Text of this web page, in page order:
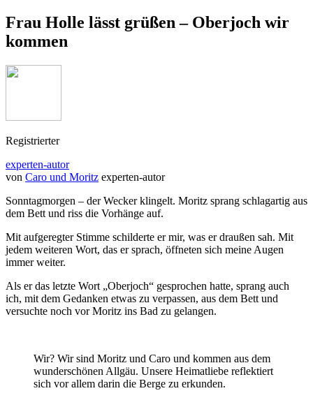
Frau Holle lässt grüßen – Oberjoch wir
kommen
Registrierter
experten-autor
von Caro und Moritz experten-autor
Sonntagmorgen – der Wecker klingelt. Moritz sprang schlagartig aus
dem Bett und riss die Vorhänge auf.
Mit aufgeregter Stimme schilderte er mir, was er draußen sah. Mit
jedem weiteren Wort, das er sprach, öffneten sich meine Augen
immer weiter.
Als er das letzte Wort „Oberjoch“ gesprochen hatte, sprang auch
ich, mit dem Gedanken etwas zu verpassen, aus dem Bett und
versuchte noch vor Moritz ins Bad zu gelangen.
Wir? Wir sind Moritz und Caro und kommen aus dem
wunderschönen Allgäu. Unsere Heimatliebe reflektiert
sich vor allem darin die Berge zu erkunden.